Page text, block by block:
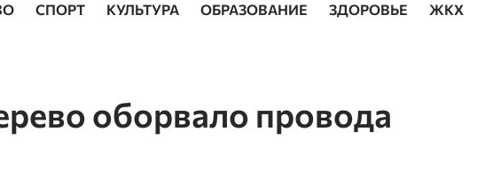
СПОРТ КУЛЬТУРА ОБРАЗОВАНИЕ ЗДОРОВЬЕ ЖКХ
оборвало провода